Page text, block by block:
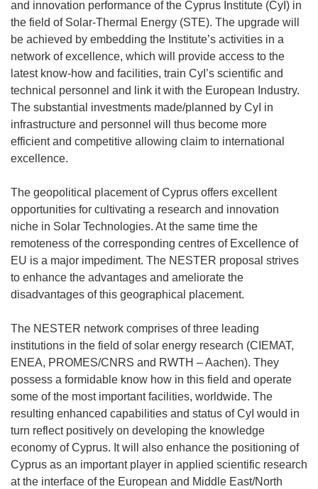
and innovation performance of the Cyprus Institute (CyI) in
the field of Solar-Thermal Energy (STE). The upgrade will
be achieved by embedding the Institute’s activities in a
network of excellence, which will provide access to the
latest know-how and facilities, train CyI’s scientific and
technical personnel and link it with the European Industry.
The substantial investments made/planned by CyI in
infrastructure and personnel will thus become more
efficient and competitive allowing claim to international
excellence.
The geopolitical placement of Cyprus offers excellent
opportunities for cultivating a research and innovation
niche in Solar Technologies. At the same time the
remoteness of the corresponding centres of Excellence of
EU is a major impediment. The NESTER proposal strives
to enhance the advantages and ameliorate the
disadvantages of this geographical placement.
The NESTER network comprises of three leading
institutions in the field of solar energy research (CIEMAT,
ENEA, PROMES/CNRS and RWTH – Aachen). They
possess a formidable know how in this field and operate
some of the most important facilities, worldwide. The
resulting enhanced capabilities and status of CyI would in
turn reflect positively on developing the knowledge
economy of Cyprus. It will also enhance the positioning of
Cyprus as an important player in applied scientific research
at the interface of the European and Middle East/North